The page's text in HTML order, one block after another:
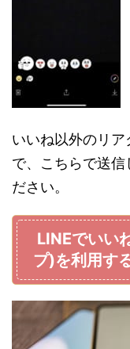
いいね以外のリ
で、こちらで送信
ださい。
LINEでいい
プ)を利用す